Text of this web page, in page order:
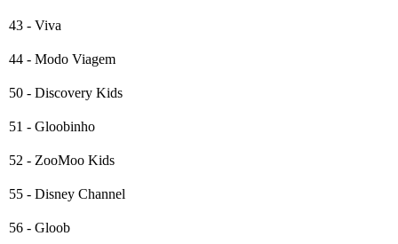
43 - Viva
44 - Modo Viagem
50 - Discovery Kids
51 - Gloobinho
52 - ZooMoo Kids
55 - Disney Channel
56 - Gloob